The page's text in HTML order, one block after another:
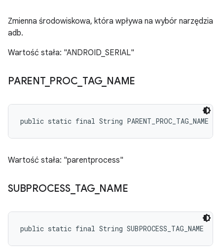
Zmienna środowiskowa, która wpływa na wybór narzędzia
adb.
Wartość stała: "ANDROID_SERIAL"
PARENT_ PROC TAG_ NAME
public static final String PARENT_PROC_TAG_NAME
Wartość stała: "parentprocess"
SUBPROCESS_ TAG_ NAME
public static final String SUBPROCESS_TAG_NAME